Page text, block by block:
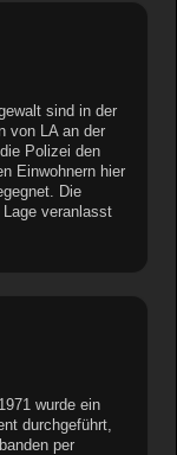
sind in der
von LA an der
Polizei den
Einwohnern hier
Die
veranlasst
wurde ein
durchgeführt,
per